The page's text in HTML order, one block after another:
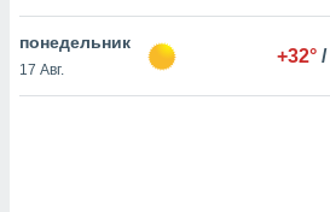
равно
нашим
понедельник
17 Авг.
+32° /